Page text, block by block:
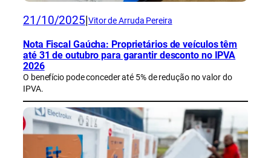
21/10/2025 Vitor de Arruda Pereira
Nota Fiscal Gaúcha: Proprietários de veículos têm
até 31 de outubro para garantir desconto no IPVA
2026
O benefício pode conceder até 5% de redução no valor do
IPVA.